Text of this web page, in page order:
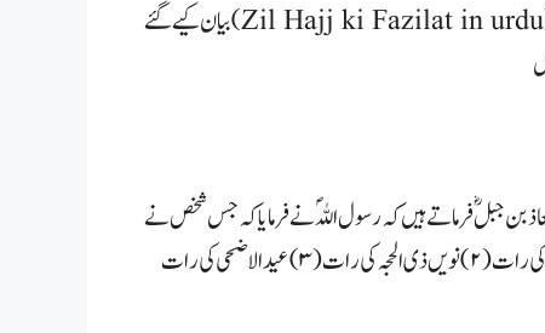
پیارے اسلامی بھائیوں! اس پوسٹ میں عشرہ ذی الحجہ کے فضائل و مسائل (Zil Hajj ki Fazilat in urdu) بیان کیے گئے
جبلؓ فرماتے ہیں کہ رسول اللہؐ نے فرمایا کہ جس شخص نے
پانچ راتیں زندہ رکھیں، اس کے لئے جنت واجب ہو گئی (۱) آٹھویں ذی الحجہ کی رات (۲) نویں ذی الحجہ کی رات (۳) عید الاضحی کی رات